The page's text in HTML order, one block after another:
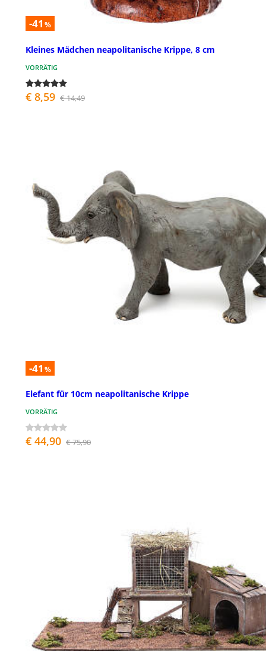
-41 %
Kleines Mädchen neapolitanische Krippe, 8 cm
VORRÄTIG
€ 8,59 € 14,49
-41 %
Elefant für 10cm neapolitanische Krippe
VORRÄTIG
€ 44,90 € 75,90